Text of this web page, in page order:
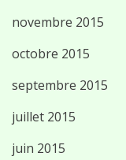
novembre 2015
octobre 2015
septembre 2015
juillet 2015
juin 2015